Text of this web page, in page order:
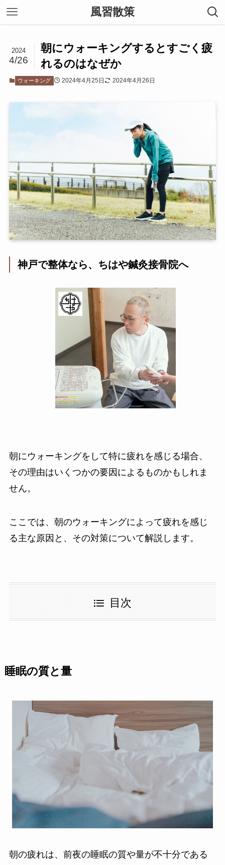
風習散策
朝にウォーキングするとすごく疲
れるのはなぜか
2024
4/26
ウォーキング 2024年4月25日 2024年4月26日
神戸で整体なら、ちはや鍼灸接骨院へ
朝にウォーキングをして特に疲れを感じる場合、
その理由はいくつかの要因によるものかもしれま
せん。
ここでは、朝のウォーキングによって疲れを感じ
る主な原因と、その対策について解説します。
目次
睡眠の質と量
朝の疲れは、前夜の睡眠の質や量が不十分である